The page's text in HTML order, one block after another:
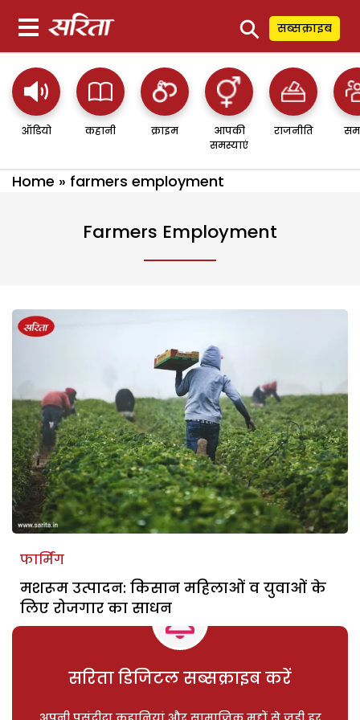
⚲ सब्सक्राइब
ऑडियो कहानी क्राइम
आपकी
समस्याएं
राजनीति
Home » farmers employment
Farmers Employment
फार्मिंग
मशरूम उत्पादन: किसान महिलाओं व युवाओं के
लिए रोजगार का साधन
सरिता डिजिटल सब्सक्राइब करें